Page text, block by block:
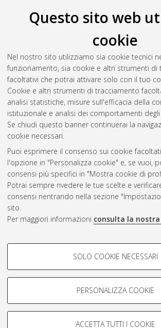
Questo sito web
cookie
Nel nostro sito utilizziamo sia cookie tecnici
funzionamento, sia cookie e altri strumenti di
facoltativi che potrai attivare solo con il tuo
Cookie e altri strumenti di tracciamento
analisi statistiche, misure sull'efficacia della
istituzionale e analisi dei comportamenti
Se chiudi questo banner continuerai la
cookie necessari.
Puoi esprimere il consenso sui cookie
l'opzione in "Personalizza cookie" e, se vuoi,
consensi più specifici in "Mostra cookie di
Potrai sempre rivedere le tue scelte e
consensi rientrando nella sezione
sito.
Per maggiori informazioni consulta la nostra
COOKIE DI PROFILAZIONE -
Si tratta di cookie utilizzati per analizzare le
navigazione degli utenti, creare profili in base al
Mostra cookie di profilazione
SOLO COOKIE NECESSARI
PERSONALIZZA COOKIE
ACCETTA TUTTI I COOKIE
Salva citazione
Il full-text non è disponibile per scelta
Abstract
Altri metadati
Gestione del documento:
Atom
Rss 1.0
Rss 2.0
AMS Laurea
Impostazioni Cookie
Informativa sulla privacy
Condizioni d’uso del sito